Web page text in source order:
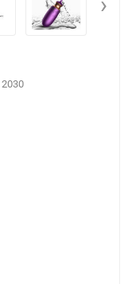
2030